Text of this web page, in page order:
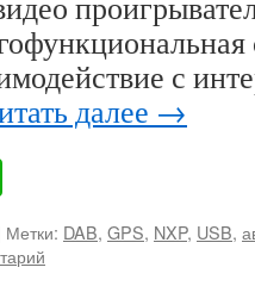
с
далее →
Метки: DAB, GPS, NXP, USB,